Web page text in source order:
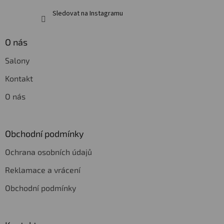
Sledovat na Instagramu
O nás
Salony
Kontakt
O nás
Obchodní podmínky
Ochrana osobních údajů
Reklamace a vrácení
Obchodní podmínky